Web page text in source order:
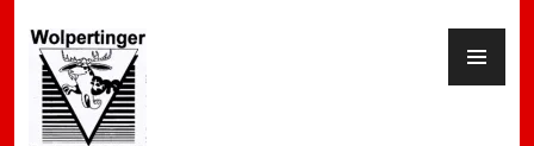
Inhalt
springen